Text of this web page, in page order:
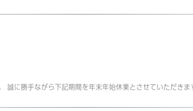
に勝手ながら下記期間を年末年始休業とさせていただき